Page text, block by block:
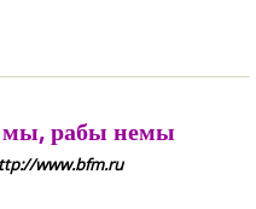
мы, рабы немы
www.bfm.ru